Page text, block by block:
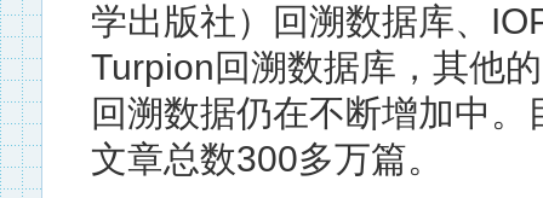
学出版社）回溯数据库、
Turpion回溯数据库，其他
回溯数据仍在不断增加中。
文章总数300多万篇。